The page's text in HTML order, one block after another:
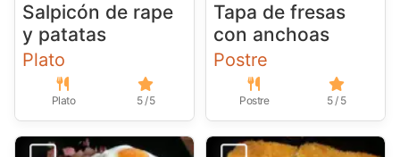
Salpicón de rape
y patatas
Plato
Plato 5 / 5
Tapa de fresas
con anchoas
Postre
Postre 5 / 5